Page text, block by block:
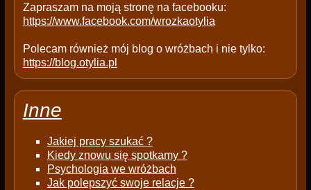
Zapraszam na moją stronę na facebooku:
https://www.facebook.com/wrozkaotylia
Polecam również mój blog o wróżbach i nie tylko:
https://blog.otylia.pl
Inne
Jakiej pracy szukać ?
Kiedy znowu się spotkamy ?
Psychologia we wróżbach
Jak polepszyć swoje relacje ?